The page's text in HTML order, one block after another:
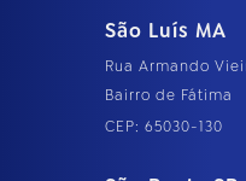
São Luís MA
Rua Armando
Bairro de Fátima
CEP: 65030-130